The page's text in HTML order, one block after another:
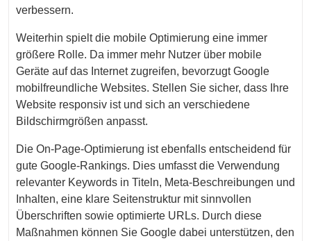
verbessern.
Weiterhin spielt die mobile Optimierung eine immer
größere Rolle. Da immer mehr Nutzer über mobile
Geräte auf das Internet zugreifen, bevorzugt Google
mobilfreundliche Websites. Stellen Sie sicher, dass Ihre
Website responsiv ist und sich an verschiedene
Bildschirmgrößen anpasst.
Die On-Page-Optimierung ist ebenfalls entscheidend für
gute Google-Rankings. Dies umfasst die Verwendung
relevanter Keywords in Titeln, Meta-Beschreibungen und
Inhalten, eine klare Seitenstruktur mit sinnvollen
Überschriften sowie optimierte URLs. Durch diese
Maßnahmen können Sie Google dabei unterstützen, den